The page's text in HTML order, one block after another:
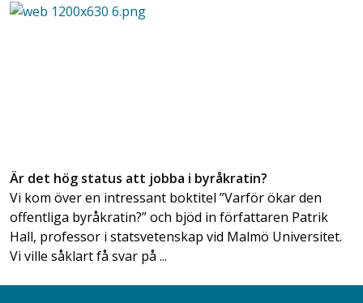
Är det hög status att jobba i byråkratin?
Vi kom över en intressant boktitel ”Varför ökar den
offentliga byråkratin?” och bjöd in författaren Patrik
Hall, professor i statsvetenskap vid Malmö Universitet.
Vi ville såklart få svar på ...